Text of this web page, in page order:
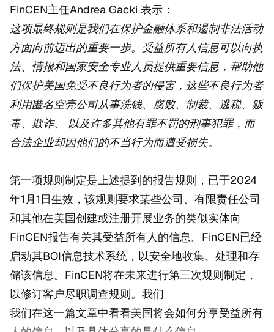
FinCEN主任Andrea Gacki 表示：
这项最终规则是我们在保护金融体系和遏制非法活动
方面向前迈出的重要一步。受益所有人信息可以向执
法、情报和国家安全专业人员提供重要信息，帮助他
们保护美国免受不良行为者的侵害，这些不良行为者
利用匿名空壳公司从事洗钱、腐败、制裁、逃税、贩
毒、欺诈、 以及许多其他有罪不罚的刑事犯罪，而
合法企业却因他们的不当行为而遭受损失。
第一项规则制定是上述提到的报告规则，已于2024
年1月1日生效，该规则要求某些公司、有限责任公司
和其他在美国创建或注册开展业务的类似实体向
FinCEN报告有关其受益所有人的信息。FinCEN已经
启动其BOI信息技术系统，以安全地收集、处理和存
储该信息。FinCEN将在未来进行第三次规则制定，
以修订客户尽职调查规则。我们
我们在这一篇文章中看看美国将会如何分享受益所有